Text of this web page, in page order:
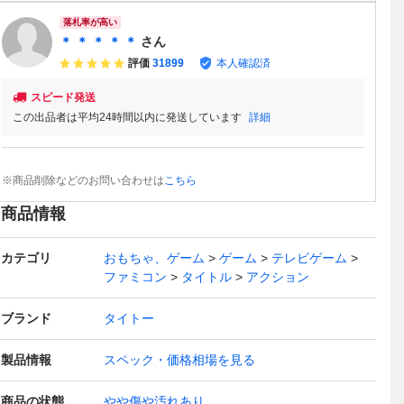
落札率が高い
＊ ＊ ＊ ＊ ＊ さん
評価 31899 本人確認済
スピード発送
この出品者は平均24時間以内に発送しています 詳細
※商品削除などのお問い合わせはこちら
商品情報
カテゴリ おもちゃ、ゲーム ゲーム
テレビゲーム
ファミコン
タイトル アクション
ブランド タイトー
製品情報 スペック・価格相場を見る